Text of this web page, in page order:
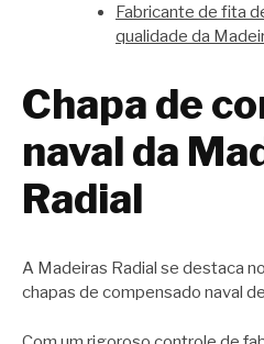
Fabricante de fita
qualidade da
Chapa de
naval da
Radial
A Madeiras Radial se destaca
chapas de compensado naval